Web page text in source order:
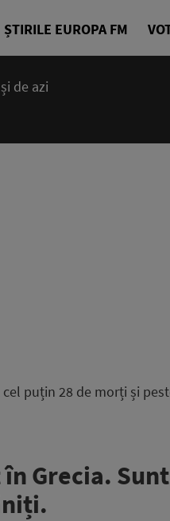
ȘTIRILE EUROPA FM
de azi
puțin 28 de morți și
Grecia.